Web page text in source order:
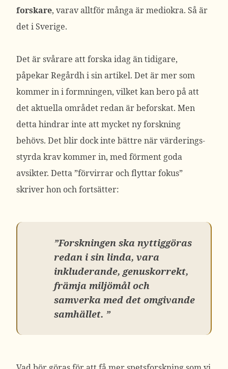
forskare, varav alltför många är mediokra. Så är
det i Sverige.
Det är svårare att forska idag än tidigare,
påpekar Regårdh i sin artikel. Det är mer som
kommer in i formningen, vilket kan bero på att
det aktuella området redan är beforskat. Men
detta hindrar inte att mycket ny forskning
behövs. Det blir dock inte bättre när värderings-
styrda krav kommer in, med förment goda
avsikter. Detta ”förvirrar och flyttar fokus”
skriver hon och fortsätter:
”Forskningen ska nyttiggöras
redan i sin linda, vara
inkluderande, genuskorrekt,
främja miljömål och
samverka med det om­givande
samhället. ”